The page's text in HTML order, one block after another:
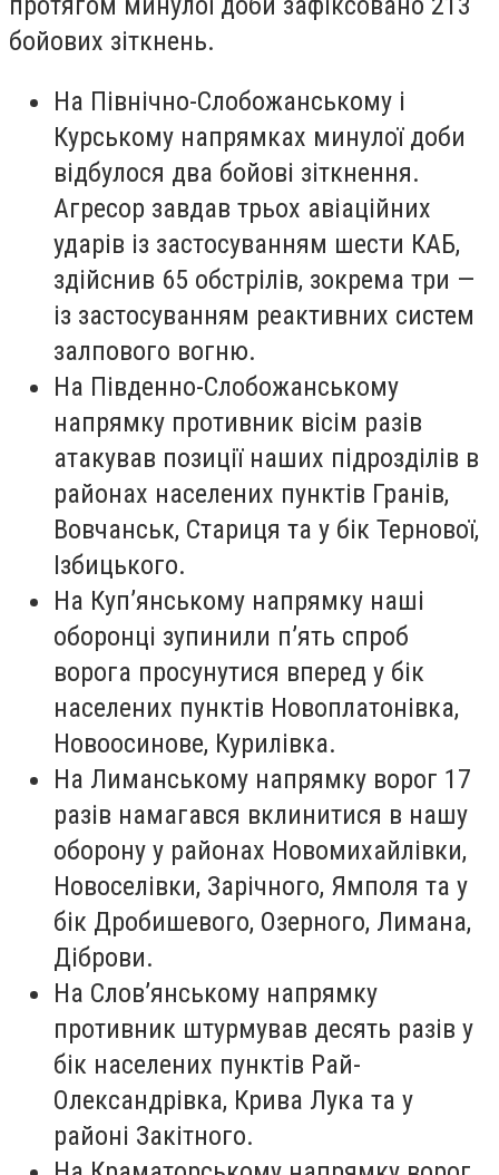
бойових зіткнень.
На Північно-Слобожанському і
Курському напрямках минулої доби
відбулося два бойові зіткнення.
Агресор завдав трьох авіаційних
ударів із застосуванням шести КАБ,
здійснив 65 обстрілів, зокрема три —
із застосуванням реактивних систем
залпового вогню.
На Південно-Слобожанському
напрямку противник вісім разів
атакував позиції наших підрозділів в
районах населених пунктів Гранів,
Вовчанськ, Стариця та у бік Тернової,
Ізбицького.
На Куп’янському напрямку наші
оборонці зупинили п’ять спроб
ворога просунутися вперед у бік
населених пунктів Новоплатонівка,
Новоосинове, Курилівка.
На Лиманському напрямку ворог 17
разів намагався вклинитися в нашу
оборону у районах Новомихайлівки,
Новоселівки, Зарічного, Ямполя та у
бік Дробишевого, Озерного, Лимана,
Діброви.
На Слов’янському напрямку
противник штурмував десять разів у
бік населених пунктів Рай-
Олександрівка, Крива Лука та у
районі Закітного.